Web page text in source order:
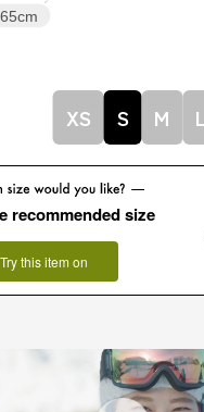
65cm
XS S M
recommended size
Try this item on